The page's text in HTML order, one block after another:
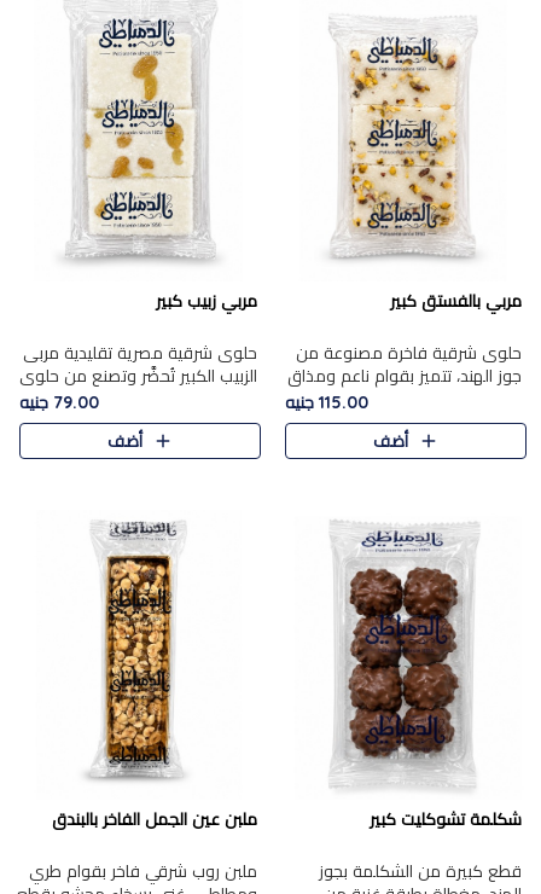
مربي بالفستق كبير
حلوى شرقية فاخرة مصنوعة من
جوز الهند، تتميز بقوام ناعم ومذاق
غني، وتزين بقطع من الفستق
الفاخر التي تضيف عليها قرمشة
115.00 جنيه
أضف
مربي زبيب كبير
حلوى شرقية مصرية تقليدية مربى
الزبيب الكبير تُحضَّر وتصنع من حلوي
جوز الهند باسد بقوام طري ومذاق
غني، وتُزين وتغطا بحبات الزبيب
الذهبي التي ..
79.00 جنيه
أضف
شكلمة تشوكليت كبير
قطع كبيرة من الشكلمة بجوز
ملبن عين الجمل الفاخر بالبندق
ملبن روب شرقي فاخر بقوام طري